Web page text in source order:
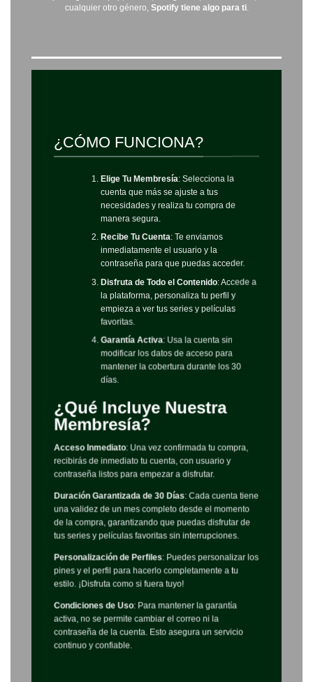
cualquier otro género, Spotify tiene algo para ti.
¿CÓMO FUNCIONA?
Elige Tu Membresía: Selecciona la
cuenta que más se ajuste a tus
necesidades y realiza tu compra de
manera segura.
Recibe Tu Cuenta: Te enviamos
inmediatamente el usuario y la
contraseña para que puedas acceder.
Disfruta de Todo el Contenido: Accede a
la plataforma, personaliza tu perfil y
empieza a ver tus series y películas
favoritas.
Garantía Activa: Usa la cuenta sin
modificar los datos de acceso para
mantener la cobertura durante los 30
días.
¿Qué Incluye Nuestra
Membresía?
Acceso Inmediato: Una vez confirmada tu compra,
recibirás de inmediato tu cuenta, con usuario y
contraseña listos para empezar a disfrutar.
Duración Garantizada de 30 Días: Cada cuenta tiene
una validez de un mes completo desde el momento
de la compra, garantizando que puedas disfrutar de
tus series y películas favoritas sin interrupciones.
Personalización de Perfiles: Puedes personalizar los
pines y el perfil para hacerlo completamente a tu
estilo. ¡Disfruta como si fuera tuyo!
Condiciones de Uso: Para mantener la garantía
activa, no se permite cambiar el correo ni la
contraseña de la cuenta. Esto asegura un servicio
continuo y confiable.